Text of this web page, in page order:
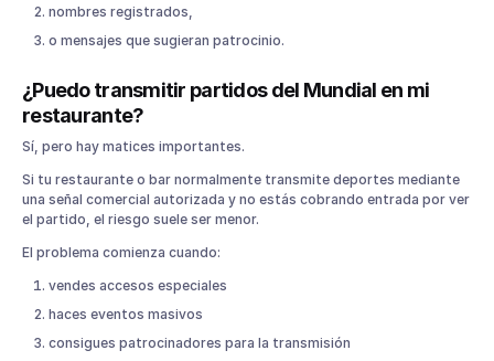
nombres registrados,
o mensajes que sugieran patrocinio.
¿Puedo transmitir partidos del Mundial en mi
restaurante?
Sí, pero hay matices importantes.
Si tu restaurante o bar normalmente transmite deportes mediante
una señal comercial autorizada y no estás cobrando entrada por ver
el partido, el riesgo suele ser menor.
El problema comienza cuando:
vendes accesos especiales
haces eventos masivos
consigues patrocinadores para la transmisión